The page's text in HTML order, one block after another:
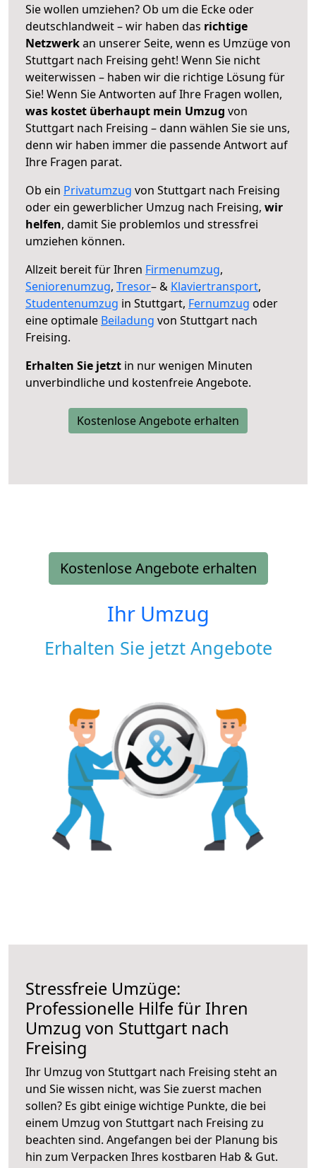
Sie wollen umziehen? Ob um die Ecke oder
deutschlandweit – wir haben das richtige
Netzwerkan unserer Seite, wenn es Umzüge von
Stuttgart nach Freising geht! Wenn Sie nicht
weiterwissen – haben wir die richtige Lösung für
Sie! Wenn Sie Antworten auf Ihre Fragen wollen,
was kostet überhaupt mein Umzug von
Stuttgart nach Freising – dann wählen Sie sie uns,
denn wir haben immer die passende Antwort auf
Ihre Fragen parat.
Ob ein Privatumzug von Stuttgart nach Freising
oder ein gewerblicher Umzug nach Freising, wir
helfen, damit Sie problemlos und stressfrei
umziehen können.
Allzeit bereit für Ihren Firmenumzug,
Seniorenumzug, Tresor– & Klaviertransport,
Studentenumzug in Stuttgart, Fernumzug oder
eine optimale Beiladung von Stuttgart nach
Freising.
Erhalten Sie jetzt in nur wenigen Minuten
unverbindliche und kostenfreie Angebote.
Kostenlose Angebote erhalten
Kostenlose Angebote erhalten
Ihr Umzug
Erhalten Sie jetzt Angebote
Stressfreie Umzüge:
Professionelle Hilfe für Ihren
Umzug von Stuttgart nach
Freising
Ihr Umzug von Stuttgart nach Freising steht an
und Sie wissen nicht, was Sie zuerst machen
sollen? Es gibt einige wichtige Punkte, die bei
einem Umzug von Stuttgart nach Freising zu
beachten sind. Angefangen bei der Planung bis
hin zum Verpacken Ihres kostbaren Hab & Gut.